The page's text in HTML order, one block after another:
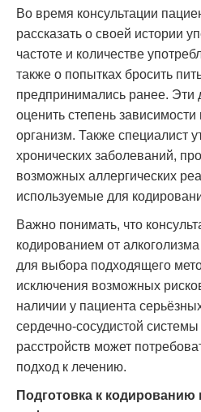
Во время консультации
рассказать о своей истории
частоте и количестве
также о попытках бросить
предпринимались ранее. Эти
оценить степень
организм. Также специалист
хронических заболеваний,
возможных аллергических
используемые для
Важно понимать, что
кодированием от
для выбора подходящего
исключения возможных
наличии у пациента
сердечно-сосудистой
расстройств может
подход к лечению.
Подготовка к